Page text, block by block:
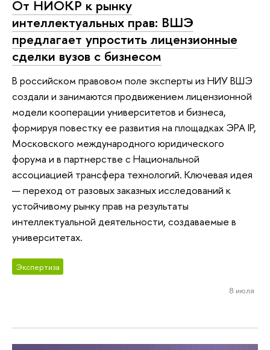
От НИОКР к рынку
интеллектуальных прав: ВШЭ
предлагает упростить лицензионные
сделки вузов с бизнесом
В российском правовом поле эксперты из НИУ ВШЭ
создали и занимаются продвижением лицензионной
модели кооперации университетов и бизнеса,
формируя повестку ее развития на площадках ЭРА IP,
Московского международного юридического
форума и в партнерстве с Национальной
ассоциацией трансфера технологий. Ключевая идея
— переход от разовых заказных исследований к
устойчивому рынку прав на результаты
интеллектуальной деятельности, создаваемые в
университетах.
Экспертиза
8 июля